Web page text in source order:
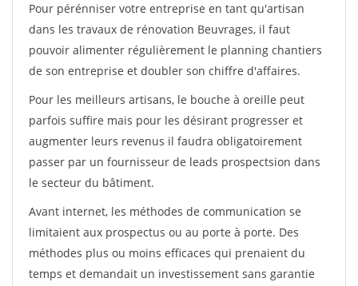
Pour pérénniser votre entreprise en tant qu'artisan
dans les travaux de rénovation Beuvrages, il faut
pouvoir alimenter régulièrement le planning chantiers
de son entreprise et doubler son chiffre d'affaires.
Pour les meilleurs artisans, le bouche à oreille peut
parfois suffire mais pour les désirant progresser et
augmenter leurs revenus il faudra obligatoirement
passer par un fournisseur de leads prospectsion dans
le secteur du bâtiment.
Avant internet, les méthodes de communication se
limitaient aux prospectus ou au porte à porte. Des
méthodes plus ou moins efficaces qui prenaient du
temps et demandait un investissement sans garantie